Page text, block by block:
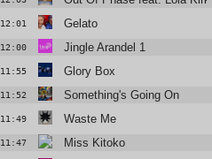
12:01 Gelato
12:00 Jingle Arandel 1
11:55 Glory Box
11:52 Something's Going On
11:49 Waste Me
11:47 Miss Kitoko